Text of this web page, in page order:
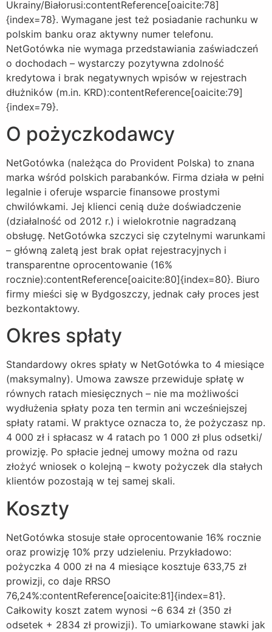
Ukrainy/Białorusi:contentReference[oaicite:78]
{index=78}. Wymagane jest też posiadanie rachunku w
polskim banku oraz aktywny numer telefonu.
NetGotówka nie wymaga przedstawiania zaświadczeń
o dochodach – wystarczy pozytywna zdolność
kredytowa i brak negatywnych wpisów w rejestrach
dłużników (m.in. KRD):contentReference[oaicite:79]
{index=79}.
O pożyczkodawcy
NetGotówka (należąca do Provident Polska) to znana
marka wśród polskich parabanków. Firma działa w pełni
legalnie i oferuje wsparcie finansowe prostymi
chwilówkami. Jej klienci cenią duże doświadczenie
(działalność od 2012 r.) i wielokrotnie nagradzaną
obsługę. NetGotówka szczyci się czytelnymi warunkami
– główną zaletą jest brak opłat rejestracyjnych i
transparentne oprocentowanie (16%
rocznie):contentReference[oaicite:80]{index=80}. Biuro
firmy mieści się w Bydgoszczy, jednak cały proces jest
bezkontaktowy.
Okres spłaty
Standardowy okres spłaty w NetGotówka to 4 miesiące
(maksymalny). Umowa zawsze przewiduje spłatę w
równych ratach miesięcznych – nie ma możliwości
wydłużenia spłaty poza ten termin ani wcześniejszej
spłaty ratami. W praktyce oznacza to, że pożyczasz np.
4 000 zł i spłacasz w 4 ratach po 1 000 zł plus odsetki/
prowizję. Po spłacie jednej umowy można od razu
złożyć wniosek o kolejną – kwoty pożyczek dla stałych
klientów pozostają w tej samej skali.
Koszty
NetGotówka stosuje stałe oprocentowanie 16% rocznie
oraz prowizję 10% przy udzieleniu. Przykładowo:
pożyczka 4 000 zł na 4 miesiące kosztuje 633,75 zł
prowizji, co daje RRSO
76,24%:contentReference[oaicite:81]{index=81}.
Całkowity koszt zatem wynosi ~6 634 zł (350 zł
odsetek + 2834 zł prowizji). To umiarkowane stawki jak